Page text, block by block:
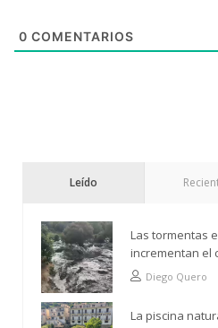
0 COMENTARIOS
Leído
Las tormentas
incrementan el
paso por
Diego Quero
La piscina